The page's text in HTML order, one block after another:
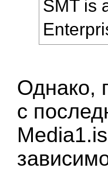
SMT is
Однако,
с